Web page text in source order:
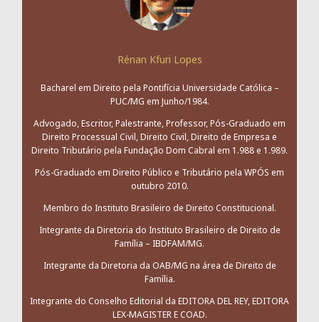
Rénan Kfuri Lopes
Bacharel em Direito pela Pontifícia Universidade Católica –
PUC/MG em Junho/1984.
Advogado, Escritor, Palestrante, Professor, Pós-Graduado em
Direito Processual Civil, Direito Civil, Direito de Empresa e
Direito Tributário pela Fundação Dom Cabral em 1.988 e 1.989.
Pós-Graduado em Direito Público e Tributário pela WPÓS em
outubro 2010.
Membro do Instituto Brasileiro de Direito Constitucional.
Integrante da Diretoria do Instituto Brasileiro de Direito de
Família – IBDFAM/MG.
Integrante da Diretoria da OAB/MG na área de Direito de
Família.
Integrante do Conselho Editorial da EDITORA DEL REY, EDITORA
LEX-MAGISTER E COAD.